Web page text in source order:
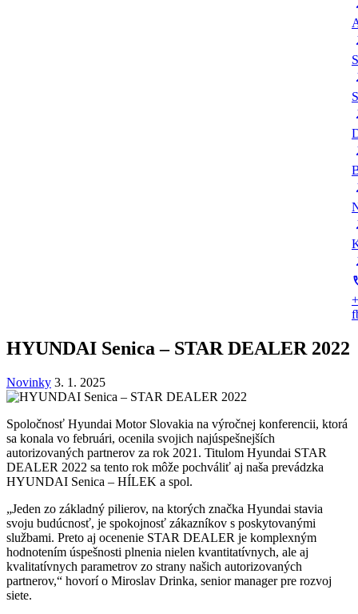
HYUNDAI Senica – STAR DEALER 2022
Novinky 3. 1. 2025
Spoločnosť Hyundai Motor Slovakia na výročnej konferencii, ktorá
sa konala vo februári, ocenila svojich najúspešnejších
autorizovaných partnerov za rok 2021. Titulom Hyundai STAR
DEALER 2022 sa tento rok môže pochváliť aj naša prevádzka
HYUNDAI Senica – HÍLEK a spol.
„Jeden zo základný pilierov, na ktorých značka Hyundai stavia
svoju budúcnosť, je spokojnosť zákazníkov s poskytovanými
službami. Preto aj ocenenie STAR DEALER je komplexným
hodnotením úspešnosti plnenia nielen kvantitatívnych, ale aj
kvalitatívnych parametrov zo strany našich autorizovaných
partnerov,“ hovorí o Miroslav Drinka, senior manager pre rozvoj
siete.